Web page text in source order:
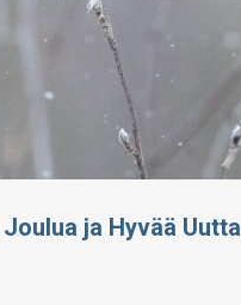
ja Hyvää Uutta